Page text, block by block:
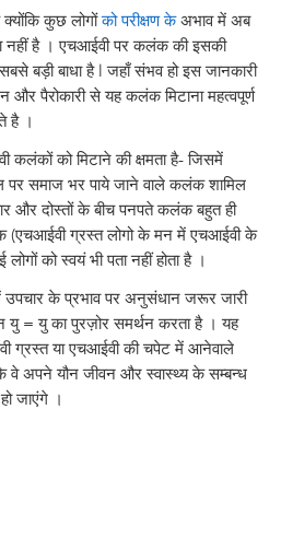
क्योंकि कुछ लोगोंको परीक्षण केअभाव में अब
नहीं है । एचआईवी पर कलंक की इसकी
बड़ी बाधा है l जहाँ संभव हो इस जानकारी
पैरोकारी से यह कलंक मिटाना महत्वपूर्ण
है ।
को मिटाने की क्षमता है- जिसमें
पर समाज भर पाये जाने वाले कलंक शामिल
और दोस्तों के बीच पनपते कलंक बहुत ही
ग्रस्त लोगो के मन में एचआईवी के
को स्वयं भी पता नहीं होता है ।
के प्रभाव पर अनुसंधान जरूर जारी
यु = यु का पुरज़ोर समर्थन करता है । यह
ग्रस्त या एचआईवी की चपेट में आनेवाले
वे अपने यौन जीवन और स्वास्थ्य के सम्बन्ध
जाएंगे ।